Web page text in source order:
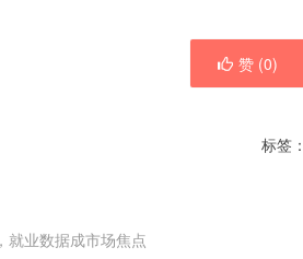
赞 (0)
标签：
就业数据成市场焦点